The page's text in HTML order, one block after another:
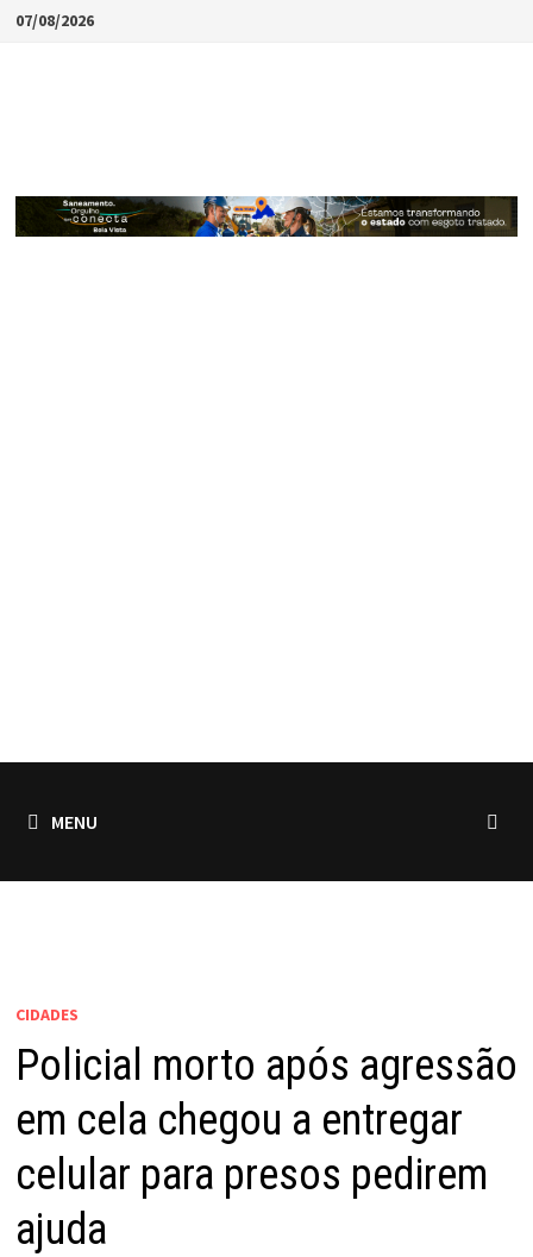
Skip07/08/2026
MENU
CIDADES
Policial morto após agressão
em cela chegou a entregar
celular para presos pedirem
ajuda